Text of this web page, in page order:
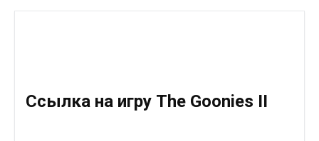
Ссылка на игру The Goonies II